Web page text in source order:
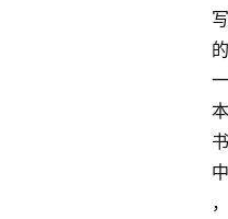
写
的
一
本
书
中
，